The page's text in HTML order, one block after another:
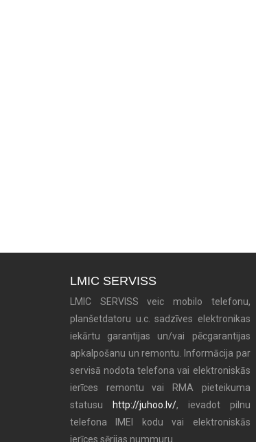
LMIC SERVISS
LMIC SERVISS veic mobilo telefonu,
planšetdatoru u.c. sadzīves elektronikas
iekārtu garantijas un/vai pēcgarantijas
apkalpošanu un remontu. Informācija par
servisā nodota telefona vai elektroniskās
ierīces remontu vai RMA pieteikuma
statusu
http://juhoo.lv/, ievadot pilnu
telefona IMEI kodu vai elektroniskās
ierīces sērijas nummuru.